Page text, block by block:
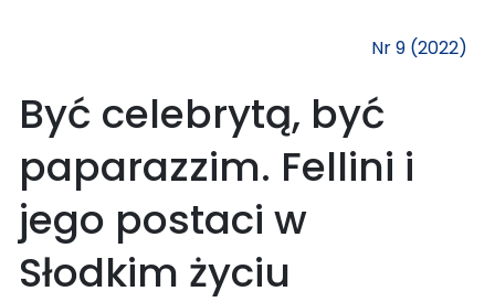
Nr 9 (2022)
Być celebrytą, być
paparazzim. Fellini i
jego postaci w
Słodkim życiu